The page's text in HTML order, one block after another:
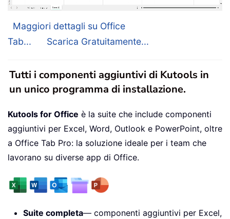
Maggiori dettagli su Office
Tab...
Scarica Gratuitamente...
Tutti i componenti aggiuntivi di Kutools in
un unico programma di installazione.
Kutools for Office è la suite che include componenti
aggiuntivi per Excel, Word, Outlook e PowerPoint, oltre
a Office Tab Pro: la soluzione ideale per i team che
lavorano su diverse app di Office.
Suite completa— componenti aggiuntivi per Excel,